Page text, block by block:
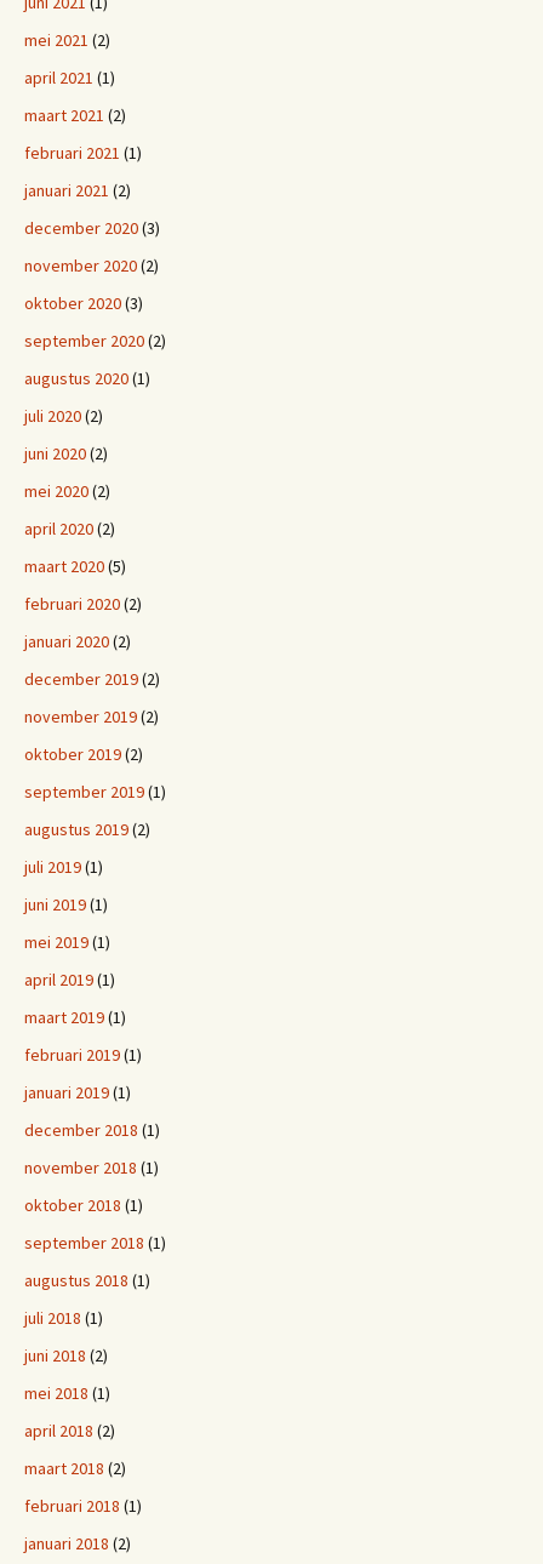
mei 2021 (2)
april 2021 (1)
maart 2021 (2)
februari 2021 (1)
januari 2021 (2)
december 2020(3)
november 2020(2)
oktober 2020(3)
september 2020(2)
augustus 2020(1)
juli 2020(2)
juni 2020(2)
mei 2020(2)
april 2020(2)
maart 2020(5)
februari 2020(2)
januari 2020(2)
december 2019(2)
november 2019(2)
oktober 2019(2)
september 2019(1)
augustus 2019(2)
juli 2019(1)
juni 2019(1)
mei 2019(1)
april 2019(1)
maart 2019(1)
februari 2019(1)
januari 2019(1)
december 2018 (1)
november 2018 (1)
oktober 2018 (1)
september 2018 (1)
augustus 2018 (1)
juli 2018 (1)
juni 2018 (2)
mei 2018 (1)
april 2018 (2)
maart 2018 (2)
februari 2018 (1)
januari 2018 (2)